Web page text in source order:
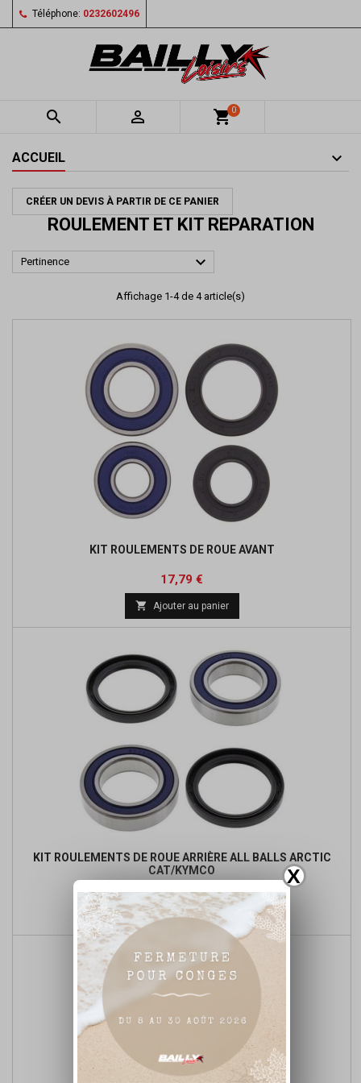
X
Téléphone: 0232602496
  shopping_cart0
ACCUEIL
CRÉER UN DEVIS À PARTIR DE CE PANIER
ROULEMENT ET KIT REPARATION
Pertinence 
Affichage 1-4 de 4 article(s)
KIT ROULEMENTS DE ROUE AVANT
Prix
17,79 €
base
 Ajouter au panier
KIT ROULEMENTS DE ROUE ARRIÈRE ALL BALLS ARCTIC
CAT/KYMCO
de
base
 Ajouter au panier